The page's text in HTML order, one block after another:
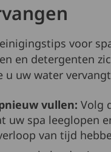
voor
en detergenten
uw water
vullen: Volg
uw spa leeglopen
van tijd